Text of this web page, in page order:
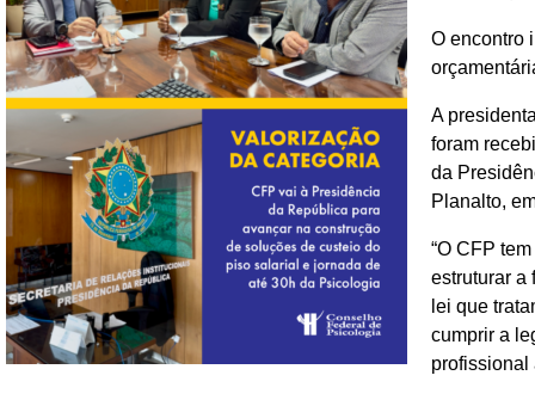
O encontro
A
foram
da
Planalto,
“O CFP
estruturar a
lei que
cumprir a
profissional